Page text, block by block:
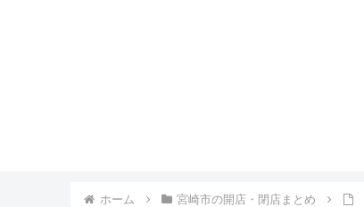
ホーム 宮崎市の開店・閉店まとめ